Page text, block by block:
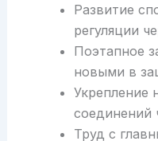
Развитие
регуляции
Поэтапное
новыми в
Укрепление
соединений
Труд с